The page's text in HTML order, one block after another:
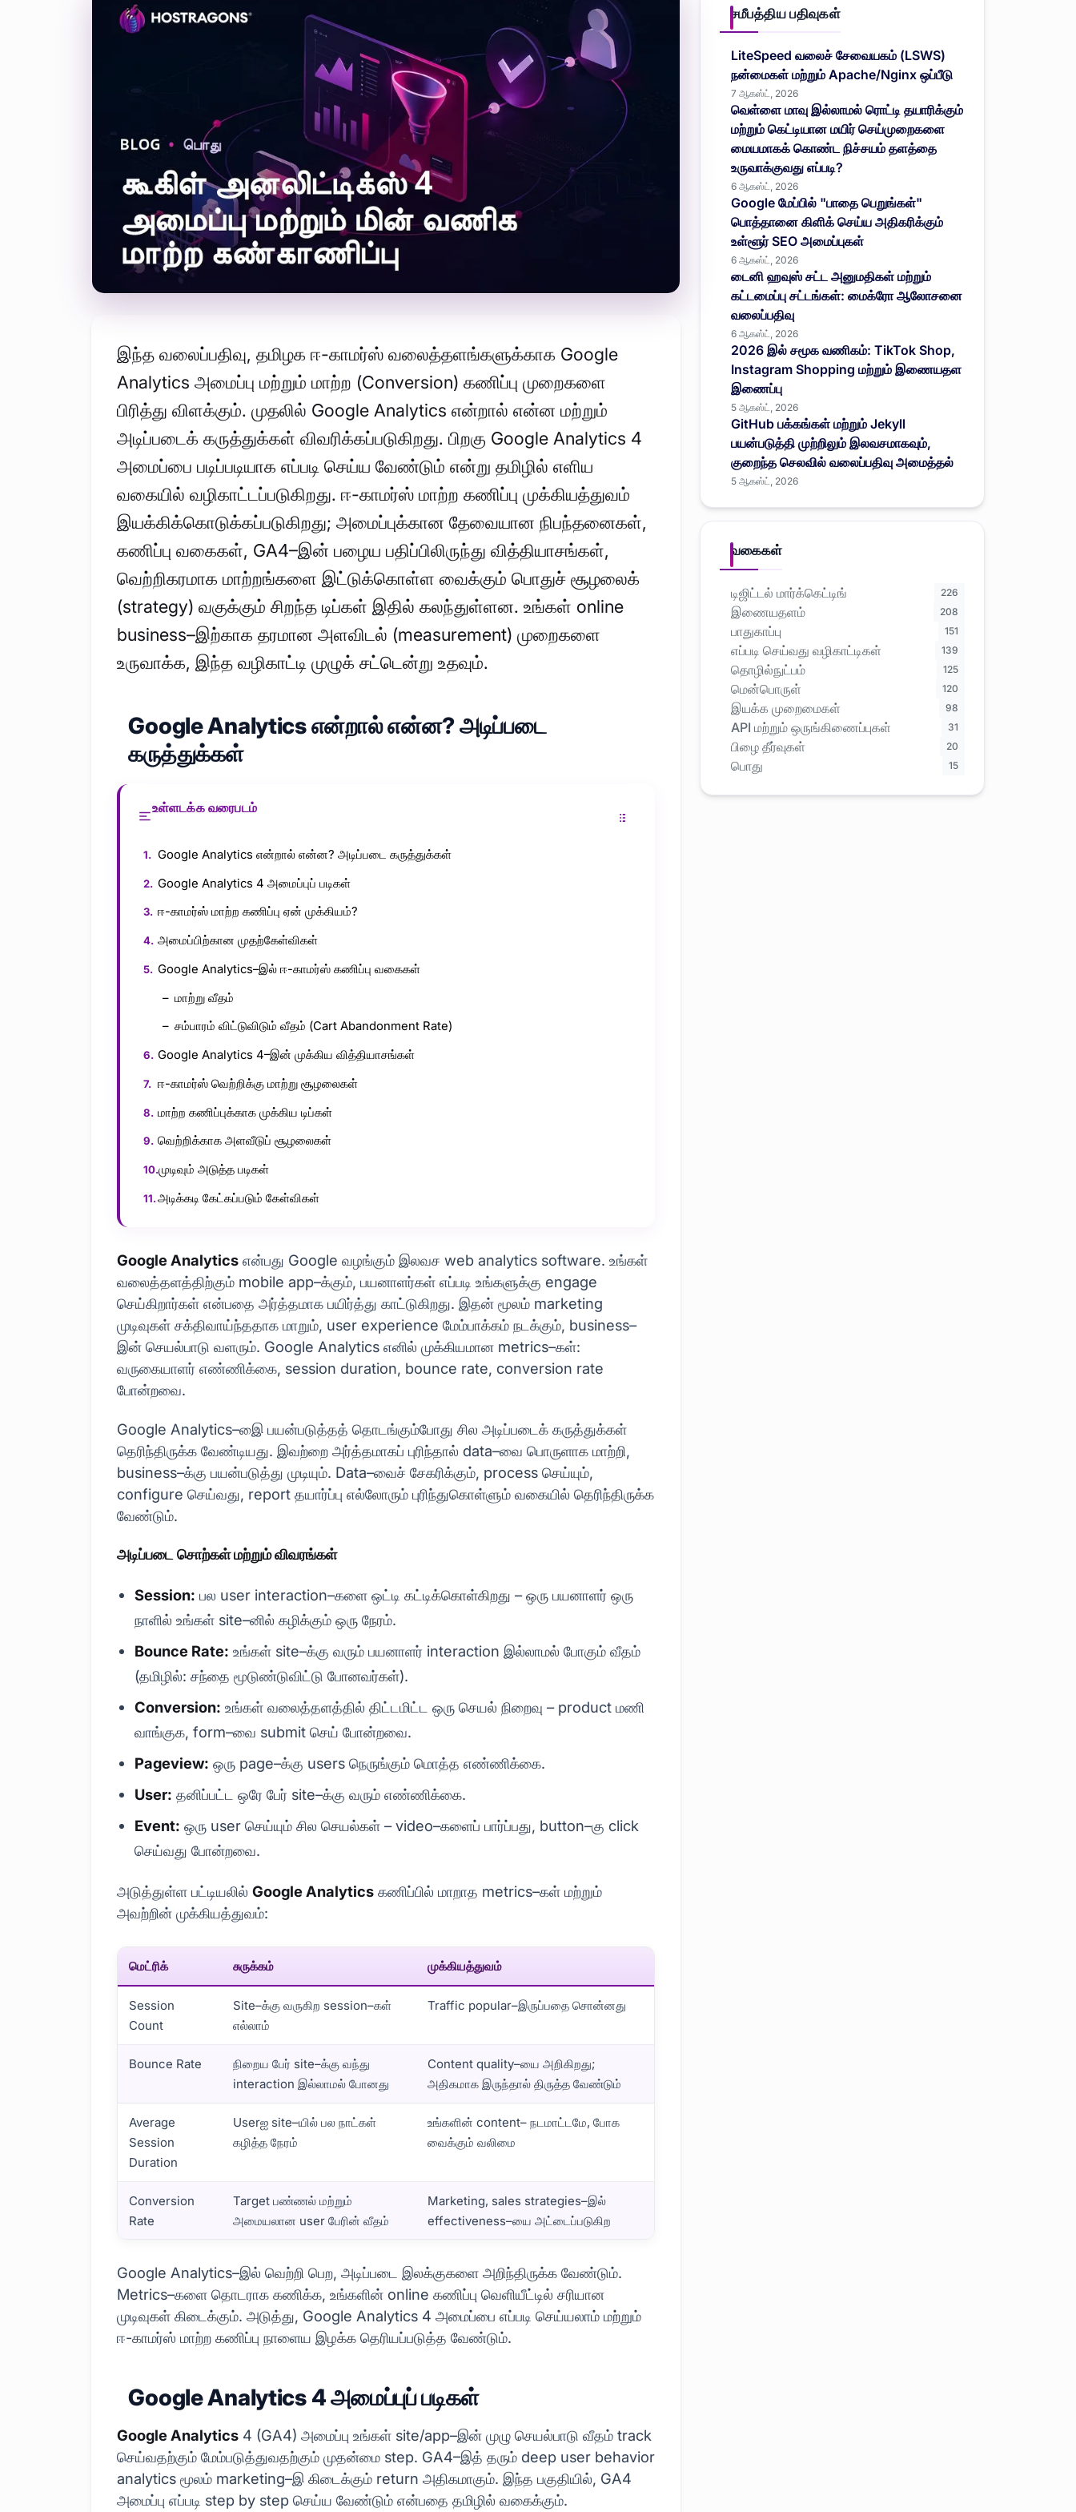
இந்த வலைப்பதிவு, தமிழக ஈ-காமர்ஸ் வலைத்தளங்களுக்காக Google
Analytics அமைப்பு மற்றும் மாற்ற (Conversion) கணிப்பு முறைகளை
பிரித்து விளக்கும். முதலில் Google Analytics என்றால் என்ன மற்றும்
அடிப்படைக் கருத்துக்கள் விவரிக்கப்படுகிறது. பிறகு Google Analytics 4
அமைப்பை படிப்படியாக எப்படி செய்ய வேண்டும் என்று தமிழில் எளிய
வகையில் வழிகாட்டப்படுகிறது. ஈ-காமர்ஸ் மாற்ற கணிப்பு முக்கியத்துவம்
இயக்கிக்கொடுக்கப்படுகிறது; அமைப்புக்கான தேவையான நிபந்தனைகள்,
கணிப்பு வகைகள், GA4–இன் பழைய பதிப்பிலிருந்து வித்தியாசங்கள்,
வெற்றிகரமாக மாற்றங்களை இட்டுக்கொள்ள வைக்கும் பொதுச் சூழலைக்
(strategy) வகுக்கும் சிறந்த டிப்கள் இதில் கலந்துள்ளன. உங்கள் online
business–இற்காக தரமான அளவிடல் (measurement) முறைகளை
உருவாக்க, இந்த வழிகாட்டி முழுக் சட்டென்று உதவும்.
Google Analytics என்றால் என்ன? அடிப்படை
கருத்துக்கள்
உள்ளடக்க வரைபடம்
Google Analytics என்றால் என்ன? அடிப்படை கருத்துக்கள்
Google Analytics 4 அமைப்புப் படிகள்
ஈ-காமர்ஸ் மாற்ற கணிப்பு ஏன் முக்கியம்?
அமைப்பிற்கான முதற்கேள்விகள்
Google Analytics–இல் ஈ-காமர்ஸ் கணிப்பு வகைகள்
மாற்று வீதம்
சம்பாரம் விட்டுவிடும் வீதம் (Cart Abandonment Rate)
Google Analytics 4–இன் முக்கிய வித்தியாசங்கள்
ஈ-காமர்ஸ் வெற்றிக்கு மாற்று சூழலைகள்
மாற்ற கணிப்புக்காக முக்கிய டிப்கள்
வெற்றிக்காக அளவீடுப் சூழலைகள்
முடிவும் அடுத்த படிகள்
அடிக்கடி கேட்கப்படும் கேள்விகள்
Google Analytics என்பது Google வழங்கும் இலவச web analytics software. உங்கள்
வலைத்தளத்திற்கும் mobile app–க்கும், பயனாளர்கள் எப்படி உங்களுக்கு engage
செய்கிறார்கள் என்பதை அர்த்தமாக பயிர்த்து காட்டுகிறது. இதன் மூலம் marketing
முடிவுகள் சக்திவாய்ந்ததாக மாறும், user experience மேம்பாக்கம் நடக்கும், business–
இன் செயல்பாடு வளரும். Google Analytics எனில் முக்கியமான metrics–கள்:
வருகையாளர் எண்ணிக்கை, session duration, bounce rate, conversion rate
போன்றவை.
Google Analytics–இை பயன்படுத்தத் தொடங்கும்போது சில அடிப்படைக் கருத்துக்கள்
தெரிந்திருக்க வேண்டியது. இவற்றை அர்த்தமாகப் புரிந்தால் data–வை பொருளாக மாற்றி,
business–க்கு பயன்படுத்து முடியும். Data–வைச் சேகரிக்கும், process செய்யும்,
configure செய்வது, report தயார்ப்பு எல்லோரும் புரிந்துகொள்‍ளும் வகையில் தெரிந்திருக்க
வேண்டும்.
அடிப்படை சொற்கள் மற்றும் விவரங்கள்
Session: பல user interaction–களை ஒட்டி கட்டிக்கொள்கிறது – ஒரு பயனாளர் ஒரு
நாளில் உங்கள் site–னில் கழிக்கும் ஒரு நேரம்.
Bounce Rate: உங்கள் site–க்கு வரும் பயனாளர் interaction இல்லாமல் போகும் வீதம்
(தமிழில்: சந்தை மூடுண்டுவிட்டு போனவர்கள்).
Conversion: உங்கள் வலைத்தளத்தில் திட்டமிட்ட ஒரு செயல் நிறைவு – product மணி
வாங்குக, form–வை submit செய் போன்றவை.
Pageview: ஒரு page–க்கு users நெருங்கும் மொத்த எண்ணிக்கை.
User: தனிப்பட்ட ஒரே பேர் site–க்கு வரும் எண்ணிக்கை.
Event: ஒரு user செய்யும் சில செயல்கள் – video–களைப் பார்ப்பது, button–கு click
செய்வது போன்றவை.
அடுத்துள்ள பட்டியலில் Google Analytics கணிப்பில் மாறாத metrics–கள் மற்றும்
அவற்றின் முக்கியத்துவம்:
மெட்ரிக் சுருக்கம் முக்கியத்துவம்
Session
Count
Site–க்கு வருகிற session–கள்
எல்லாம்
Traffic popular–இருப்பதை சொன்னது
Bounce Rate
நிறைய பேர் site–க்கு வந்து
interaction இல்லாமல் போனது
Content quality–யை அறிகிறது;
அதிகமாக இருந்தால் திருத்த வேண்டும்
Average
Session
Duration
Userஐ site–யில் பல நாட்கள்
கழித்த நேரம்
உங்களின் content– நடமாட்டமே, போக
வைக்கும் வலிமை
Conversion
Rate
Target பண்ணல் மற்றும்
அமையலான user பேரின் வீதம்
Marketing, sales strategies–இல்
effectiveness–யை அட்டைப்படுகிற
Google Analytics–இல் வெற்றி பெற, அடிப்படை இலக்குகளை அறிந்திருக்க வேண்டும்.
Metrics–களை தொடராக கணிக்க, உங்களின் online கணிப்பு வெளியீட்டில் சரியான
முடிவுகள் கிடைக்கும். அடுத்து, Google Analytics 4 அமைப்பை எப்படி செய்யலாம் மற்றும்
ஈ-காமர்ஸ் மாற்ற கணிப்பு நாளைய இழக்க தெரியப்படுத்த வேண்டும்.
Google Analytics 4 அமைப்புப் படிகள்
Google Analytics 4 (GA4) அமைப்பு உங்கள் site/app–இன் முழு செயல்பாடு வீதம் track
செய்வதற்கும் மேம்படுத்துவதற்கும் முதன்மை step. GA4–இத் தரும் deep user behavior
analytics மூலம் marketing–இ கிடைக்கும் return அதிகமாகும். இந்த பகுதியில், GA4
அமைப்பு எப்படி step by step செய்ய வேண்டும் என்பதை தமிழில் வகைக்கும்.
சமீபத்திய பதிவுகள்
LiteSpeed வலைச் சேவையகம் (LSWS)
நன்மைகள் மற்றும் Apache/Nginx ஒப்பீடு
7 ஆகஸ்ட், 2026
வெள்ளை மாவு இல்லாமல் ரொட்டி தயாரிக்கும்
மற்றும் கெட்டியான மயிர் செய்முறைகளை
மையமாகக் கொண்ட நிச்சயம் தளத்தை
உருவாக்குவது எப்படி?
6 ஆகஸ்ட், 2026
Google மேப்பில் "பாதை பெறுங்கள்"
பொத்தானை கிளிக் செய்ய அதிகரிக்கும்
உள்ளூர் SEO அமைப்புகள்
6 ஆகஸ்ட், 2026
டைனி ஹவுஸ் சட்ட அனுமதிகள் மற்றும்
கட்டமைப்பு சட்டங்கள்: மைக்ரோ ஆலோசனை
வலைப்பதிவு
6 ஆகஸ்ட், 2026
2026 இல் சமூக வணிகம்: TikTok Shop,
Instagram Shopping மற்றும் இணையதள
இணைப்பு
5 ஆகஸ்ட், 2026
GitHub பக்கங்கள் மற்றும் Jekyll
பயன்படுத்தி முற்றிலும் இலவசமாகவும்,
குறைந்த செலவில் வலைப்பதிவு அமைத்தல்
5 ஆகஸ்ட், 2026
வகைகள்
டிஜிட்டல் மார்க்கெட்டிங் 226
இணையதளம் 208
பாதுகாப்பு 151
எப்படி செய்வது வழிகாட்டிகள் 139
தொழில்நுட்பம் 125
மென்பொருள் 120
இயக்க முறைமைகள் 98
API மற்றும் ஒருங்கிணைப்புகள் 31
பிழை தீர்வுகள் 20
பொது 15